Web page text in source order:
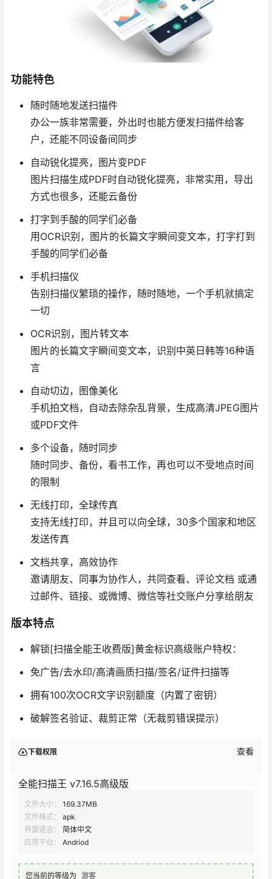
功能特色
随时随地发送扫描件
办公一族非常需要，外出时也能方便发扫描件给客
户，还能不同设备间同步
自动锐化提亮，图片变PDF
图片扫描生成PDF时自动锐化提亮，非常实用，导出
方式也很多，还能云备份
打字到手酸的同学们必备
用OCR识别，图片的长篇文字瞬间变文本，打字打到
手酸的同学们必备
手机扫描仪
告别扫描仪繁琐的操作，随时随地，一个手机就搞定
一切
OCR识别，图片转文本
图片的长篇文字瞬间变文本，识别中英日韩等16种语
言
自动切边，图像美化
手机拍文档，自动去除杂乱背景，生成高清JPEG图片
或PDF文件
多个设备，随时同步
随时同步、备份，看书工作，再也可以不受地点时间
的限制
无线打印，全球传真
支持无线打印，并且可以向全球，30多个国家和地区
发送传真
文档共享，高效协作
邀请朋友、同事为协作人，共同查看、评论文档 或通
过邮件、链接、或微博、微信等社交账户分享给朋友
版本特点
解锁[扫描全能王收费版]黄金标识高级账户特权：
免广告/去水印/高清画质扫描/签名/证件扫描等
拥有100次OCR文字识别额度（内置了密钥）
破解签名验证、裁剪正常（无裁剪错误提示）
下载权限 查看
全能扫描王 v7.16.5高级版
文件大小：
169.37MB
文件格式：
apk
界面语言：
简体中文
应用平台：
Andriod
您当前的等级为 游客